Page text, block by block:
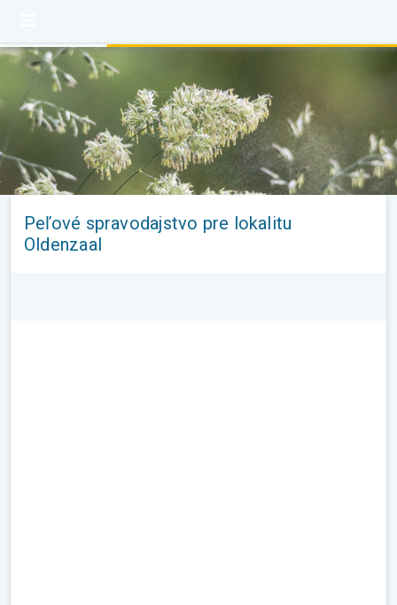
Peľové spravodajstvo pre lokalitu
Oldenzaal